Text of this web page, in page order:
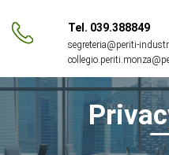
Tel. 039.388849
segreteria@periti-